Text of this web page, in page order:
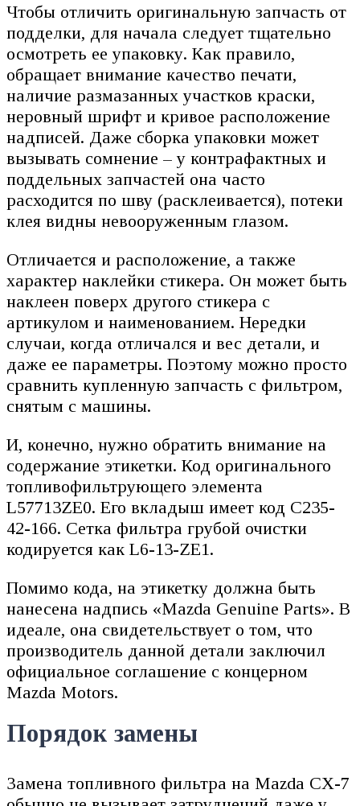
Чтобы отличить оригинальную запчасть от
подделки, для начала следует тщательно
осмотреть ее упаковку. Как правило,
обращает внимание качество печати,
наличие размазанных участков краски,
неровный шрифт и кривое расположение
надписей. Даже сборка упаковки может
вызывать сомнение – у контрафактных и
поддельных запчастей она часто
расходится по шву (расклеивается), потеки
клея видны невооруженным глазом.
Отличается и расположение, а также
характер наклейки стикера. Он может быть
наклеен поверх другого стикера с
артикулом и наименованием. Нередки
случаи, когда отличался и вес детали, и
даже ее параметры. Поэтому можно просто
сравнить купленную запчасть с фильтром,
снятым с машины.
И, конечно, нужно обратить внимание на
содержание этикетки. Код оригинального
топливофильтрующего элемента
L57713ZE0. Его вкладыш имеет код C235-
42-166. Сетка фильтра грубой очистки
кодируется как L6-13-ZE1.
Помимо кода, на этикетку должна быть
нанесена надпись «Mazda Genuine Parts». В
идеале, она свидетельствует о том, что
производитель данной детали заключил
официальное соглашение с концерном
Mazda Motors.
Порядок замены
Замена топливного фильтра на Mazda CX-7